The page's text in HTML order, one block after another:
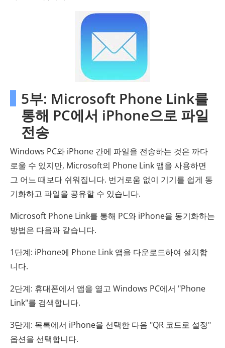
5부: Microsoft Phone Link를
통해 PC에서 iPhone으로 파일
전송
Windows PC와 iPhone 간에 파일을 전송하는 것은 까다
로울 수 있지만, Microsoft의 Phone Link 앱을 사용하면
그 어느 때보다 쉬워집니다. 번거로움 없이 기기를 쉽게 동
기화하고 파일을 공유할 수 있습니다.
Microsoft Phone Link를 통해 PC와 iPhone을 동기화하는
방법은 다음과 같습니다.
1단계: iPhone에 Phone Link 앱을 다운로드하여 설치합
니다.
2단계: 휴대폰에서 앱을 열고 Windows PC에서 "Phone
Link"를 검색합니다.
3단계: 목록에서 iPhone을 선택한 다음 "QR 코드로 설정"
옵션을 선택합니다.